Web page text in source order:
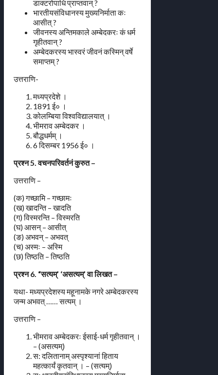
डाक्टरोपाधि प्राप्तवान् ?
भारतीयसंविधानस्य मुख्यनिर्माता कः
आसीत् ?
जीवनस्य अन्तिमकाले अम्बेदकरः कं धर्म
गृहीतवान् ?
अम्बेदकरस्य भास्वरं जीवनं कस्मिन् वर्षे
समाप्तम् ?
उत्तराणि-
मध्यप्रदेशे ।
1891 ई० ।
कोलम्बिया विश्वविद्यालयात् ।
भीमराव अम्बेदकर ।
बौद्धधर्मम् ।
6 दिसम्बर 1956 ई० ।
प्रश्न 5. वचनपरिवर्तनं कुरुत –
उत्तराणि –
(क) गच्छामि – गच्छामः
(ख) खादन्ति – खादति
(ग) विस्मरन्ति – विस्मरति
(घ) आसन् – आसीत्
(ङ) अभवन् – अभवत्
(च) अस्मः – अस्मि
(छ) तिष्ठति – तिष्ठति
प्रश्न 6. “सत्यम्’ ‘असत्यम्’ वा लिखत –
यथा- मध्यप्रदेशस्य महूनामके नगरे अम्बेदकरस्य
जन्म अभवत् …… सत्यम् ।
उत्तराणि –
भीमराव अम्बेदकरः ईसाई-धर्म गृहीतवान् ।
– (असत्यम्)
स: दलितानाम् अस्पृश्यानां हिताय
महत्कार्यं कृतवान् । – (सत्यम्)